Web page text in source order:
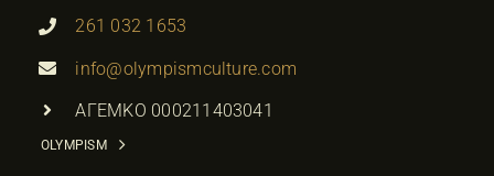
261 032 1653
info@olympismculture.com
ΑΓΕΜΚΟ 000211403041
OLYMPISM